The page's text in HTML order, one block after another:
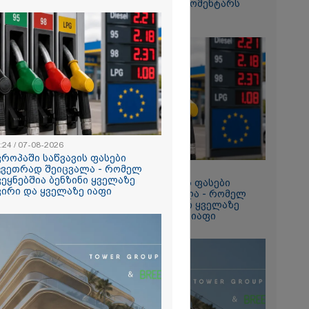
გოგონა,
სექსუალურად
- თუ
ასეთი
000 ლარს
-
დედა
ავრცელებს
– რატომ
ვიდეოზე პირველ კომენტარს
აკეთებს
13:24 / 07-08-2026
ევროპაში საწვავის ფასები
მკვეთრად შეიცვალა - რომელ
ქვეყნებშია ბენზინი ყველაზე
ძვირი და ყველაზე იაფი
/ 07-08-2026
საწვავის ფასები
შეიცვალა - რომელ
ბენზინი ყველაზე
და ყველაზე იაფი